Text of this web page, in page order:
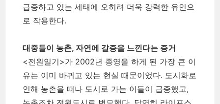
급증하고 있는 세태에 오히려 더욱 강력한 유인으
로 작용한다.
대중들이 농촌, 자연에 갈증을 느낀다는 증거
<전원일기>가 2002년 종영을 하게 된 가장 큰 이
유는 이미 바뀌고 있는 현실 때문이었다. 도시화로
인해 농촌을 떠나 도시로 가는 이들이 급증했고,